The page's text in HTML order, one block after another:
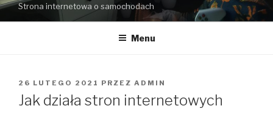
Strona internetowa o samochodach
Menu
OPUBLIKOWANE
W
26 LUTEGO 2021 PRZEZ ADMIN
Jak działa stron internetowych